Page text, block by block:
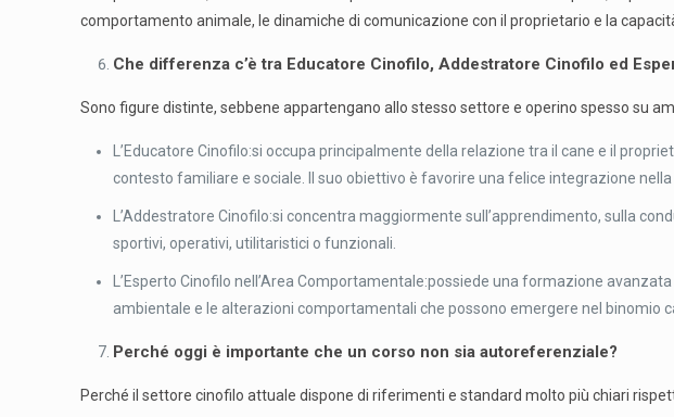
comportamento animale, le dinamiche di comunicazione con il proprietario e la
Che differenza c’è tra Educatore Cinofilo, Addestratore Cinofilo ed
Sono figure distinte, sebbene appartengano allo stesso settore e operino spesso su
L’Educatore Cinofilo:si occupa principalmente della relazione tra il cane e il
contesto familiare e sociale. Il suo obiettivo è favorire una felice integrazione nella
L’Addestratore Cinofilo:si concentra maggiormente sull’apprendimento, sulla
sportivi, operativi, utilitaristici o funzionali.
L’Esperto Cinofilo nell’Area Comportamentale:possiede una formazione
ambientale e le alterazioni comportamentali che possono emergere nel binomio
Perché oggi è importante che un corso non sia autoreferenziale?
Perché il settore cinofilo attuale dispone di riferimenti e standard molto più chiari